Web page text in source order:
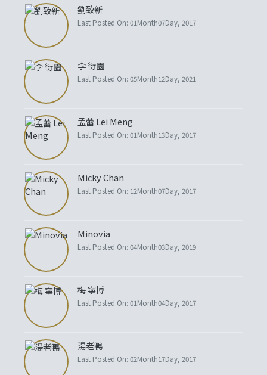
劉致新
Last Posted On: 01Month07Day, 2017
李 衍園
Last Posted On: 05Month12Day, 2021
孟蕾 Lei Meng
Last Posted On: 01Month13Day, 2017
Micky Chan
Last Posted On: 12Month07Day, 2017
Minovia
Last Posted On: 04Month03Day, 2019
梅 寧博
Last Posted On: 01Month04Day, 2017
湯老鴨
Last Posted On: 02Month17Day, 2017